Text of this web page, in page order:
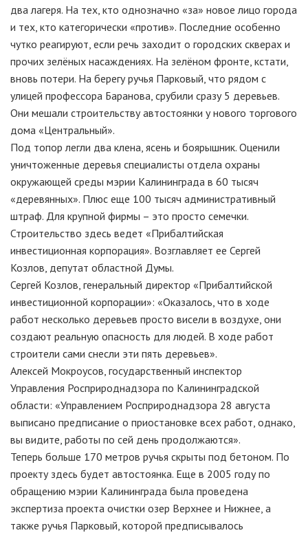
два лагеря. На тех, кто однозначно «за» новое лицо города
и тех, кто категорически «против». Последние особенно
чутко реагируют, если речь заходит о городских скверах и
прочих зелёных насаждениях. На зелёном фронте, кстати,
вновь потери. На берегу ручья Парковый, что рядом с
улицей профессора Баранова, срубили сразу 5 деревьев.
Они мешали строительству автостоянки у нового торгового
дома «Центральный».
Под топор легли два клена, ясень и боярышник. Оценили
уничтоженные деревья специалисты отдела охраны
окружающей среды мэрии Калининграда в 60 тысяч
«деревянных». Плюс еще 100 тысяч административный
штраф. Для крупной фирмы – это просто семечки.
Строительство здесь ведет «Прибалтийская
инвестиционная корпорация». Возглавляет ее Сергей
Козлов, депутат областной Думы.
Сергей Козлов, генеральный директор «Прибалтийской
инвестиционной корпорации»: «Оказалось, что в ходе
работ несколько деревьев просто висели в воздухе, они
создают реальную опасность для людей. В ходе работ
строители сами снесли эти пять деревьев».
Алексей Мокроусов, государственный инспектор
Управления Росприроднадзора по Калининградской
области: «Управлением Росприроднадзора 28 августа
выписано предписание о приостановке всех работ, однако,
вы видите, работы по сей день продолжаются».
Теперь больше 170 метров ручья скрыты под бетоном. По
проекту здесь будет автостоянка. Еще в 2005 году по
обращению мэрии Калининграда была проведена
экспертиза проекта очистки озер Верхнее и Нижнее, а
также ручья Парковый, которой предписывалось